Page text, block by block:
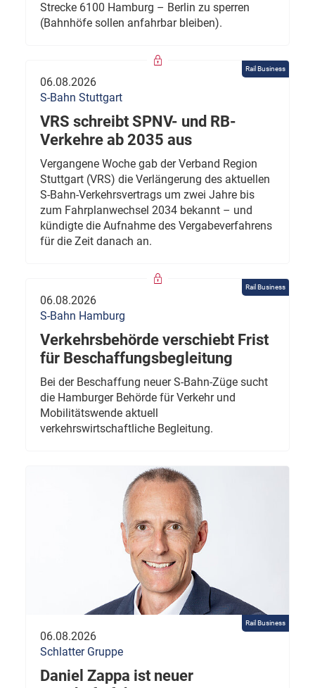
Strecke 6100 Hamburg – Berlin zu sperren
(Bahnhöfe sollen anfahrbar bleiben).
Rail Business
06.08.2026
S-Bahn Stuttgart
VRS schreibt SPNV- und RB-
Verkehre ab 2035 aus
Vergangene Woche gab der Verband Region
Stuttgart (VRS) die Verlängerung des aktuellen
S-Bahn-Verkehrsvertrags um zwei Jahre bis
zum Fahrplanwechsel 2034 bekannt – und
kündigte die Aufnahme des Vergabeverfahrens
für die Zeit danach an.
Rail Business
06.08.2026
S-Bahn Hamburg
Verkehrsbehörde verschiebt Frist
für Beschaffungsbegleitung
Bei der Beschaffung neuer S-Bahn-Züge sucht
die Hamburger Behörde für Verkehr und
Mobilitätswende aktuell
verkehrswirtschaftliche Begleitung.
Rail Business
06.08.2026
Schlatter Gruppe
Daniel Zappa ist neuer